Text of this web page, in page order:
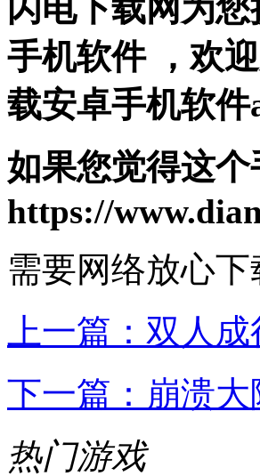
闪电下载网为
手机软件 ，欢
载安卓手机软
如果您觉得这
https://
需要网络放心下
上一篇： 双人成
下一篇： 崩溃大
热门游戏